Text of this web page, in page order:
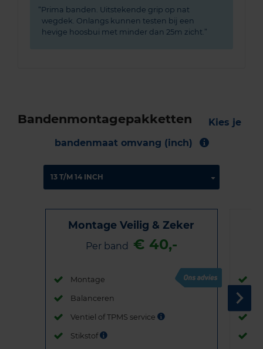
Prima banden. Uitstekende grip op nat
wegdek. Onlangs kunnen testen bij een
hevige hoosbui met minder dan 25m zicht.
Bandenmontagepakketten
Kies je
bandenmaat omvang (inch)
Montage Veilig & Zeker
Per band € 40,-
Montage
Balanceren
Ventiel of TPMS service
Stikstof